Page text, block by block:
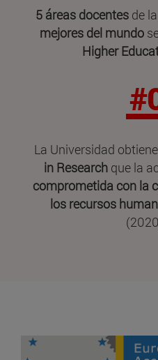
5 áreas docentes de
mejores del mundo
Higher
La Universidad
in Researchque la
comprometida con la
los recursos